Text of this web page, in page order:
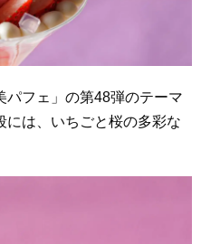
パフェ」の第48弾のテーマ
には、いちごと桜の多彩な